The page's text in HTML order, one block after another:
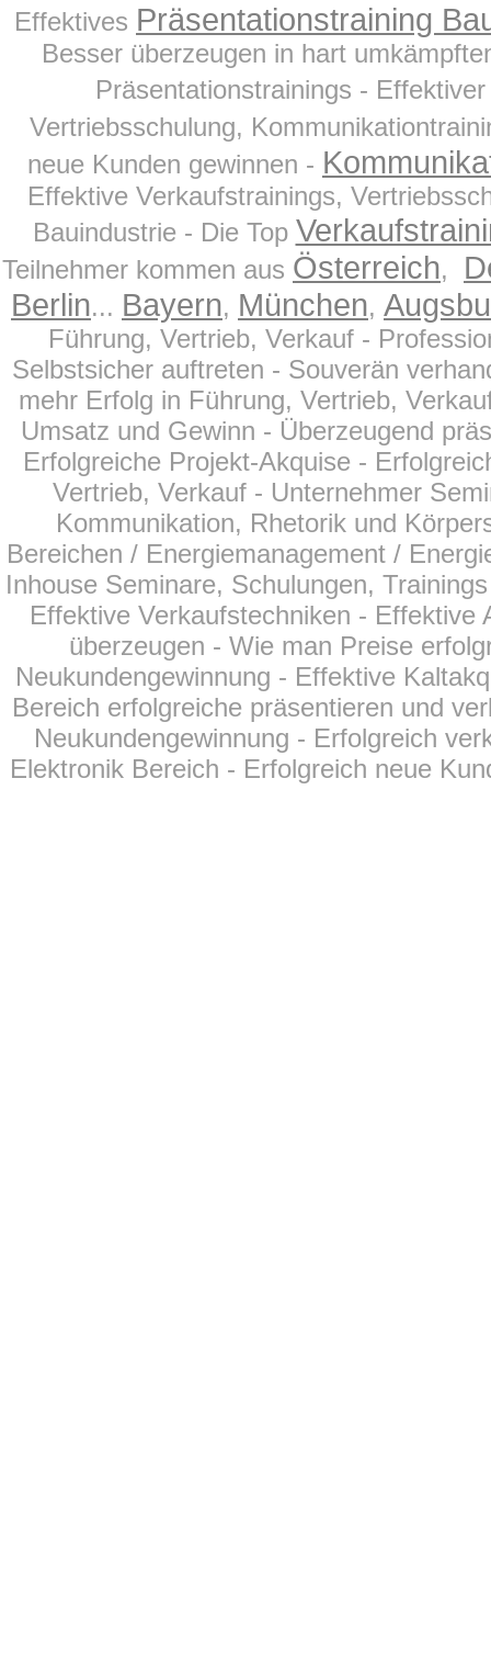
Effektives Präsentationstraining
Besser überzeugen in hart
Präsentationstrainings -
Vertriebsschulung,
neue Kunden gewinnen -
Effektive Verkaufstrainings,
Bauindustrie - Die Top
Teilnehmer kommen aus Österreich,
Berlin... Bayern, München,
Führung, Vertrieb, Verkauf -
Selbstsicher auftreten - Souverän
mehr Erfolg in Führung, Vertrieb,
Umsatz und Gewinn - Überzeugend
Erfolgreiche Projekt-Akquise -
Vertrieb, Verkauf - Unternehmer
Kommunikation, Rhetorik und
Bereichen / Energiemanagement /
Inhouse Seminare, Schulungen,
Effektive Verkaufstechniken -
überzeugen - Wie man Preise
Neukundengewinnung - Effektive
Bereich erfolgreiche präsentieren und
Neukundengewinnung - Erfolgreich
Elektronik Bereich - Erfolgreich neue